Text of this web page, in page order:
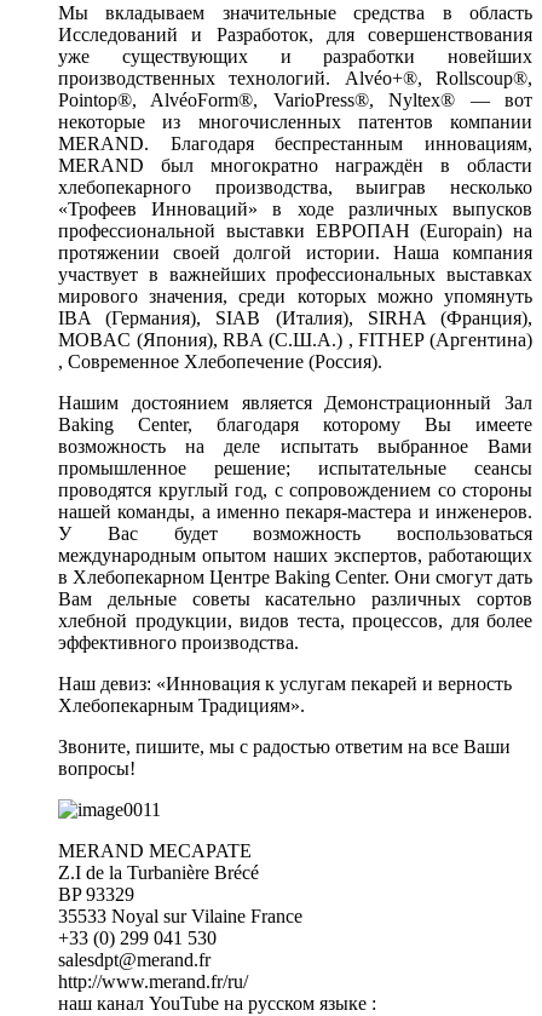
Мы вкладываем значительные средства в область
Исследований и Разработок, для совершенствования
уже существующих и разработки новейших
производственных технологий. Alvéo+®, Rollscoup®,
Pointop®, AlvéoForm®, VarioPress®, Nyltex® — вот
некоторые из многочисленных патентов компании
MERAND. Благодаря беспрестанным инновациям,
MERAND был многократно награждён в области
хлебопекарного производства, выиграв несколько
«Трофеев Инноваций» в ходе различных выпусков
профессиональной выставки ЕВРОПАН (Europain) на
протяжении своей долгой истории. Наша компания
участвует в важнейших профессиональных выставках
мирового значения, среди которых можно упомянуть
IBA (Германия), SIAB (Италия), SIRHA (Франция),
MOBAC (Япония), RBA (С.Ш.А.) , FITHEP (Аргентина)
, Современное Хлебопечение (Россия).
Нашим достоянием является Демонстрационный Зал
Baking Center, благодаря которому Вы имеете
возможность на деле испытать выбранное Вами
промышленное решение; испытательные сеансы
проводятся круглый год, с сопровождением со стороны
нашей команды, а именно пекаря-мастера и инженеров.
У Вас будет возможность воспользоваться
международным опытом наших экспертов, работающих
в Хлебопекарном Центре Baking Center. Они смогут дать
Вам дельные советы касательно различных сортов
хлебной продукции, видов теста, процессов, для более
эффективного производства.
Наш девиз: «Инновация к услугам пекарей и верность
Хлебопекарным Традициям».
Звоните, пишите, мы с радостью ответим на все Ваши
вопросы!
MERAND MECAPATE
Z.I de la Turbanière Brécé
BP 93329
35533 Noyal sur Vilaine France
+33 (0) 299 041 530
salesdpt@merand.fr
http://www.merand.fr/ru/
наш канал YouTube на русском языке :